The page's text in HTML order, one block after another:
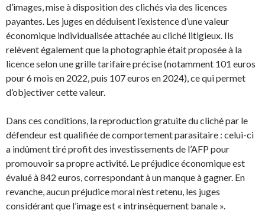
d’images, mise à disposition des clichés via des licences
payantes. Les juges en déduisent l’existence d’une valeur
économique individualisée attachée au cliché litigieux. Ils
relèvent également que la photographie était proposée à la
licence selon une grille tarifaire précise (notamment 101 euros
pour 6 mois en 2022, puis 107 euros en 2024), ce qui permet
d’objectiver cette valeur.
Dans ces conditions, la reproduction gratuite du cliché par le
défendeur est qualifiée de comportement parasitaire : celui-ci
a indûment tiré profit des investissements de l’AFP pour
promouvoir sa propre activité. Le préjudice économique est
évalué à 842 euros, correspondant à un manque à gagner. En
revanche, aucun préjudice moral n’est retenu, les juges
considérant que l’image est « intrinsèquement banale ».